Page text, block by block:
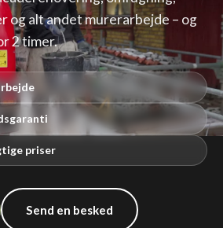
og alt andet murerarbejde – og
2 timer.
priser
Send en besked